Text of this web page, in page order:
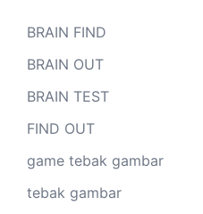
BRAIN FIND
BRAIN OUT
BRAIN TEST
FIND OUT
game tebak gambar
tebak gambar